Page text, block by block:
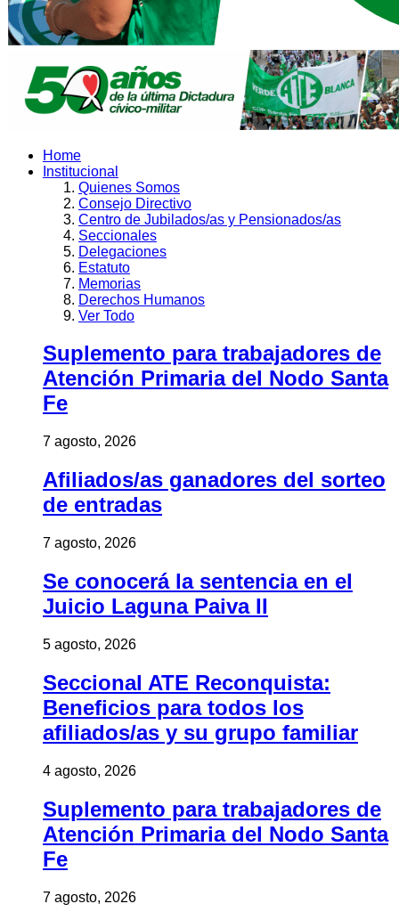
Home
Institucional
Quienes Somos
Consejo Directivo
Centro de Jubilados/as y Pensionados/as
Seccionales
Delegaciones
Estatuto
Memorias
Derechos Humanos
Ver Todo
Suplemento para trabajadores de
Atención Primaria del Nodo Santa
Fe
7 agosto, 2026
Afiliados/as ganadores del sorteo
de entradas
7 agosto, 2026
Se conocerá la sentencia en el
Juicio Laguna Paiva II
5 agosto, 2026
Seccional ATE Reconquista:
Beneficios para todos los
afiliados/as y su grupo familiar
4 agosto, 2026
Suplemento para trabajadores de
Atención Primaria del Nodo Santa
Fe
7 agosto, 2026